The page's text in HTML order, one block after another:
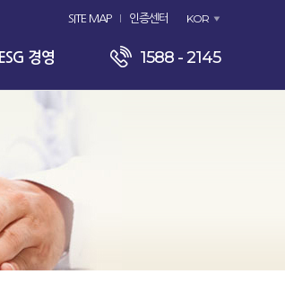
SITE MAP 인증센터 KOR
ESG 경영 1588 - 2145